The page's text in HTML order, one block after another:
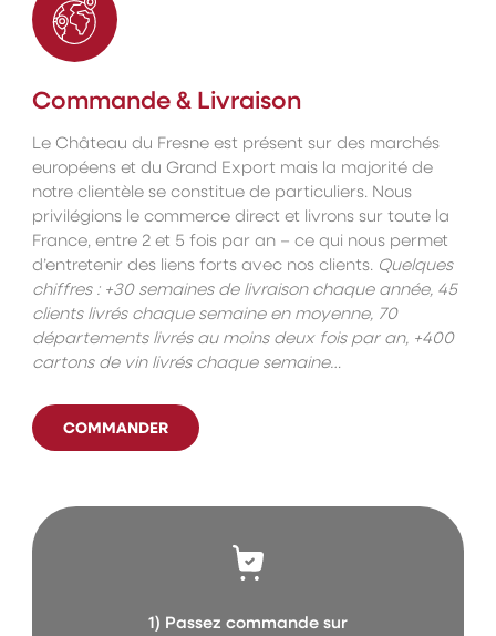
Commande & Livraison
Le Château du Fresne est présent sur des marchés
européens et du Grand Export mais la majorité de
notre clientèle se constitue de particuliers. Nous
privilégions le commerce direct et livrons sur toute la
France, entre 2 et 5 fois par an – ce qui nous permet
d’entretenir des liens forts avec nos clients. Quelques
chiffres : +30 semaines de livraison chaque année, 45
clients livrés chaque semaine en moyenne, 70
départements livrés au moins deux fois par an, +400
cartons de vin livrés chaque semaine…
COMMANDER
1) Passez commande sur